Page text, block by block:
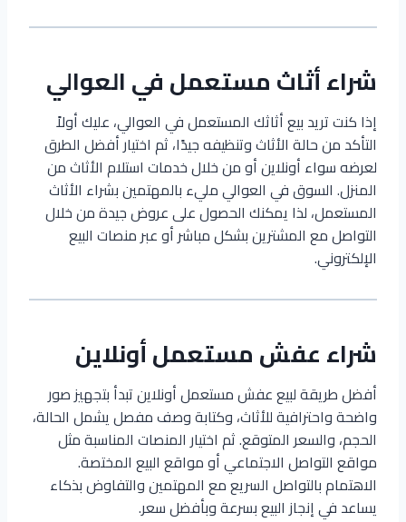
شراء أثاث مستعمل في العوالي
إذا كنت تريد بيع أثاثك المستعمل في العوالي، عليك أولاً
التأكد من حالة الأثاث وتنظيفه جيدًا، ثم اختيار أفضل الطرق
لعرضه سواء أونلاين أو من خلال خدمات استلام الأثاث من
المنزل. السوق في العوالي مليء بالمهتمين بشراء الأثاث
المستعمل، لذا يمكنك الحصول على عروض جيدة من خلال
التواصل مع المشترين بشكل مباشر أو عبر منصات البيع
الإلكتروني.
شراء عفش مستعمل أونلاين
أفضل طريقة لبيع عفش مستعمل أونلاين تبدأ بتجهيز صور
واضحة واحترافية للأثاث، وكتابة وصف مفصل يشمل الحالة،
الحجم، والسعر المتوقع. ثم اختيار المنصات المناسبة مثل
مواقع التواصل الاجتماعي أو مواقع البيع المختصة.
الاهتمام بالتواصل السريع مع المهتمين والتفاوض بذكاء
يساعد في إنجاز البيع بسرعة وبأفضل سعر.